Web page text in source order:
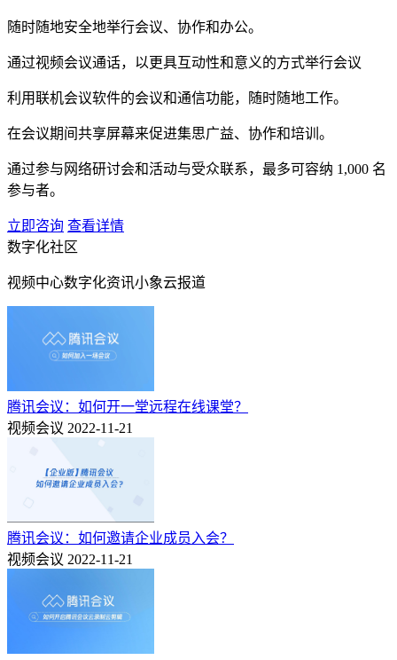
随时随地安全地举行会议、协作和办公。
通过视频会议通话，以更具互动性和意义的方式举行会议
利用联机会议软件的会议和通信功能，随时随地工作。
在会议期间共享屏幕来促进集思广益、协作和培训。
通过参与网络研讨会和活动与受众联系，最多可容纳 1,000 名
参与者。
立即咨询 查看详情
数字化社区
视频中心数字化资讯小象云报道
腾讯会议：如何开一堂远程在线课堂？
视频会议 2022-11-21
腾讯会议：如何邀请企业成员入会？
视频会议 2022-11-21